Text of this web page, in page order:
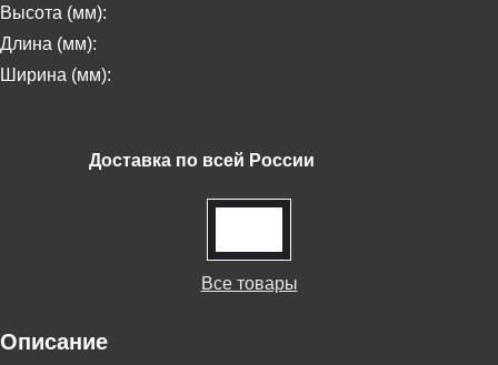
Высота (мм):
Длина (мм):
Ширина (мм):
Доставка по всей России
Все товары
Описание